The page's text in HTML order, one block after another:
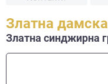
Златна
Златна синджирна